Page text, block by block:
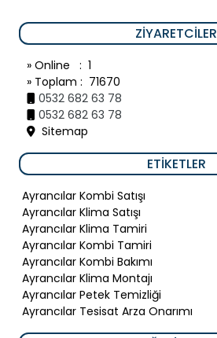
ZIYARETCILER
» Online : 1
» Toplam : 71670
0532 682 63 78
0532 682 63 78
Sitemap
ETIKETLER
Ayrancılar Kombi Satışı
Ayrancılar Klima Satışı
Ayrancılar Klima Tamiri
Ayrancılar Kombi Tamiri
Ayrancılar Kombi Bakımı
Ayrancılar Klima Montajı
Ayrancılar Petek Temizliği
Ayrancılar Tesisat Arza Onarımı